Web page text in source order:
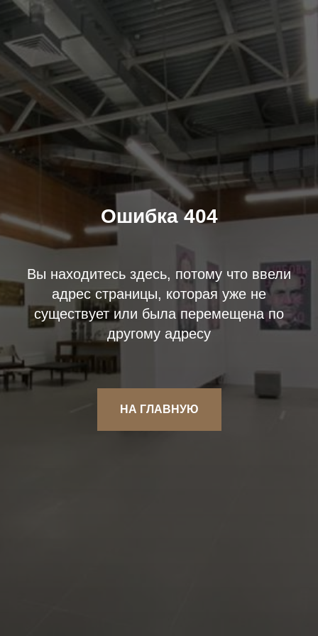
Ошибка 404
Вы находитесь здесь, потому что ввели
адрес страницы, которая уже не
существует или была перемещена по
другому адресу
НА ГЛАВНУЮ